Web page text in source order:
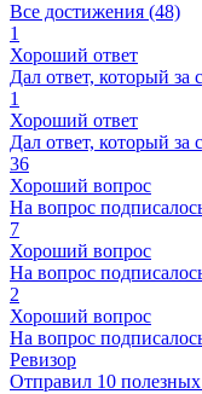
Все достижения (48)
1
Хороший ответ
Дал ответ, который за
1
Хороший ответ
Дал ответ, который за
36
Хороший вопрос
На вопрос
7
Хороший вопрос
На вопрос
2
Хороший вопрос
На вопрос
Ревизор
Отправил 10